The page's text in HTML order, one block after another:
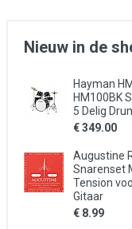
Nieuw in de
Hayman
HM100BK
5 Delig
€ 349.00
Augustine
Snarenset
Tension
Gitaar
€ 8.99